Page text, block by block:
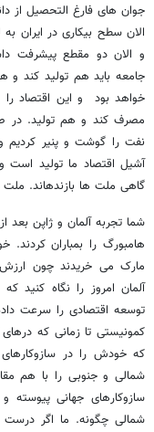
جوان ‏های فارغ التحصیل از
الان سطح بیکاری در ایران
و الان دو مقطع پیشرفت
جامعه باید هم تولید کند
خواهد بود و این اقتصاد
مصرف کند و هم تولید. در
نفت را گوشت و پنیر کردیم
آشیل اقتصاد ما تولید است
گاهی ملت ها بازنده‏اند. ملت
شما تجربه آلمان و ژاپن بعد
هامبورگ را بمباران
مارک می‏ خریدند چون ارزش
آلمان امروز را نگاه کنید
توسعه اقتصادی را سرعت
کمونیستی تا زمانی که
که خودش را در
شمالی و جنوبی را با هم
سازوکارهای جهانی
شمالی چگونه. ما اگر درست